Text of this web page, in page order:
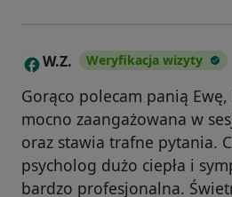
W W.Z. Weryfikacja wizyty
Gorąco polecam panią
mocno zaangażowana w
oraz stawia trafne pytania.
psycholog dużo ciepła i
bardzo profesjonalna.